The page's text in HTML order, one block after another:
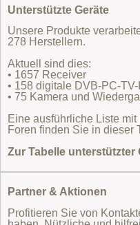
Unterstützte Geräte
Unsere Produkte
278 Herstellern.
Aktuell sind dies:
• 1657 Receiver
• 158 digitale DVB-PC-
• 75 Kamera und
Eine ausführliche Liste
Foren finden Sie in dieser
Zur Tabelle unterstützter
Partner & Aktionen
Profitieren Sie von